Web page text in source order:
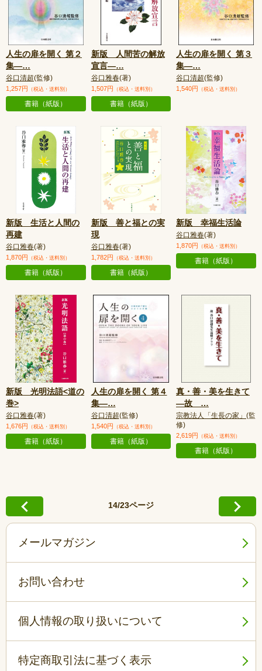
人生の扉を開く 第２
集—…
谷口清超(監修)
1,257円 （税込・送料別）
書籍（紙版）
新版 人間苦の解放
宣言—…
谷口雅春(著)
1,507円 （税込・送料別）
書籍（紙版）
人生の扉を開く 第３
集—…
谷口清超(監修)
1,540円 （税込・送料別）
新版 生活と人間の
再建
谷口雅春(著)
1,870円 （税込・送料別）
書籍（紙版）
新版 善と福との実
現
谷口雅春(著)
1,782円 （税込・送料別）
書籍（紙版）
新版 幸福生活論
谷口雅春(著)
1,870円 （税込・送料別）
書籍（紙版）
新版 光明法語<道の
巻>
谷口雅春(著)
1,676円 （税込・送料別）
書籍（紙版）
人生の扉を開く 第４
集—…
谷口清超(監修)
1,540円 （税込・送料別）
書籍（紙版）
真・善・美を生きて
—故 …
宗教法人「生長の家」 (監
修)
2,619円 （税込・送料別）
書籍（紙版）
14/23ページ
メールマガジン
お問い合わせ
個人情報の取り扱いについて
特定商取引法に基づく表示